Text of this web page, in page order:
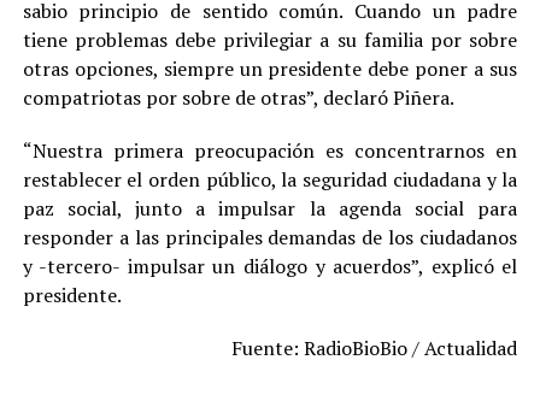
sabio principio de sentido común. Cuando un padre
tiene problemas debe privilegiar a su familia por sobre
otras opciones, siempre un presidente debe poner a sus
compatriotas por sobre de otras”, declaró Piñera.
“Nuestra primera preocupación es concentrarnos en
restablecer el orden público, la seguridad ciudadana y la
paz social, junto a impulsar la agenda social para
responder a las principales demandas de los ciudadanos
y -tercero- impulsar un diálogo y acuerdos”, explicó el
presidente.
Fuente: RadioBioBio / Actualidad